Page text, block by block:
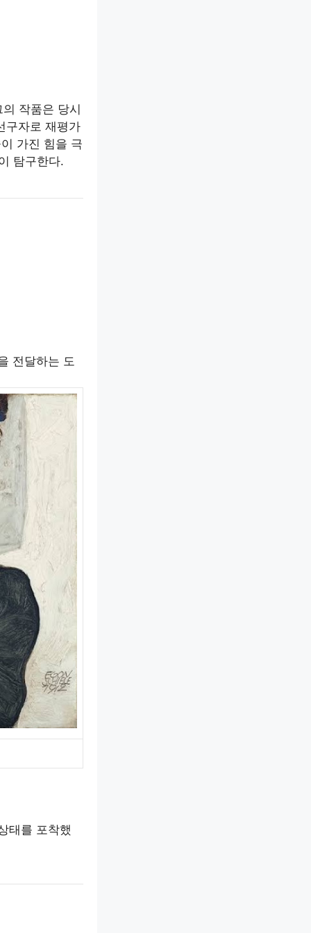
작품은 당시
구자로 재평가
가진 힘을 극
탐구한다.
전달하는 도
태를 포착했